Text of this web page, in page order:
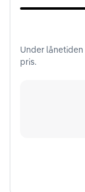
Under lånetiden
pris.